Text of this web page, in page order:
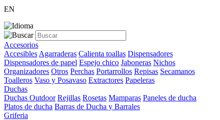
EN
Accesorios
Accesibles Agarraderas Calienta toallas Dispensadores
Dispensadores de papel Espejo chico Jaboneras Nichos
Organizadores Otros Perchas Portarrollos Repisas Secamanos
Toalleros Vaso y Posavaso Extractores Papeleras
Duchas
Duchas Outdoor Rejillas Rosetas Mamparas Paneles de ducha
Platos de ducha Barras de Ducha y Barrales
Griferia